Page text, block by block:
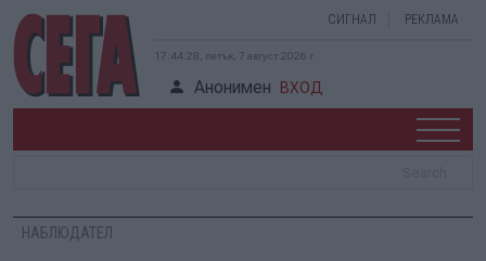
СИГНАЛ РЕКЛАМА
17:44:28, петък, 7 август 2026 г.
Анонимен ВХОД
НАБЛЮДАТЕЛ